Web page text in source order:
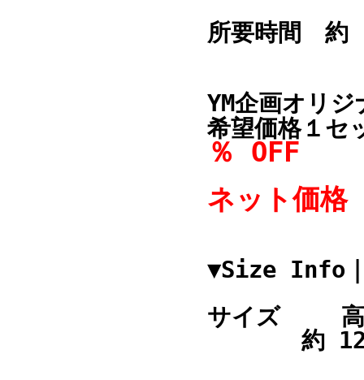
所要時間
YM企画オリ
希望価格１セ
％ OFF
ネット価格
▼Size Info｜
サイズ
約 12